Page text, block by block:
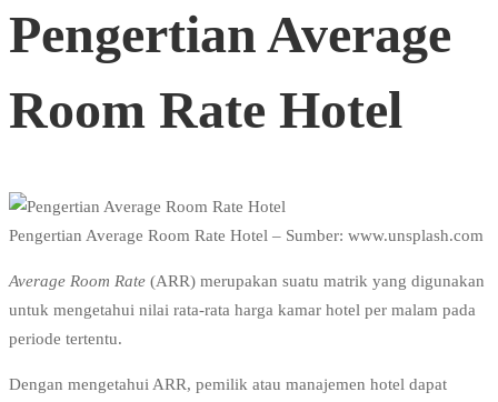
Pengertian Average
Room Rate Hotel
Pengertian Average Room Rate Hotel – Sumber: www.unsplash.com
Average Room Rate (ARR) merupakan suatu matrik yang digunakan
untuk mengetahui nilai rata-rata harga kamar hotel per malam pada
periode tertentu.
Dengan mengetahui ARR, pemilik atau manajemen hotel dapat